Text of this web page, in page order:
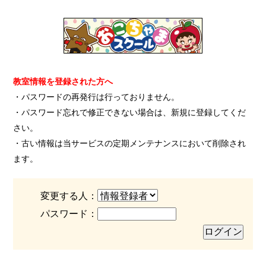
教室情報を登録された方へ
・パスワードの再発行は行っておりません。
・パスワード忘れで修正できない場合は、新規に登録してくだ
さい。
・古い情報は当サービスの定期メンテナンスにおいて削除され
ます。
変更する人：
パスワード：